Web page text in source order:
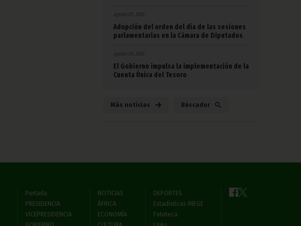
agosto 05, 2026
Adopción del orden del día de las sesiones
parlamentarias en la Cámara de Diputados
agosto 05, 2026
El Gobierno impulsa la implementación de la
Cuenta Única del Tesoro
Más noticias Búscador
Portada
PRESIDENCIA
VICEPRESIDENCIA
NOTICIAS
ÁFRICA
ECONOMÍA
DEPORTES
Estadísticas INEGE
Fototeca